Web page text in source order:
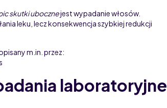
skutki ubocznejest wypadanie włosów.
leku, lecz konsekwencja szybkiej redukcji
m.in. przez:
laboratoryjne